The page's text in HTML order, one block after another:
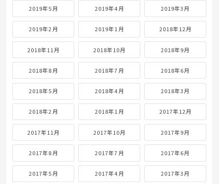
2019年5月 2019年4月 2019年3月
2019年2月 2019年1月 2018年12月
2018年11月 2018年10月 2018年9月
2018年8月 2018年7月 2018年6月
2018年5月 2018年4月 2018年3月
2018年2月 2018年1月 2017年12月
2017年11月 2017年10月 2017年9月
2017年8月 2017年7月 2017年6月
2017年5月 2017年4月 2017年3月